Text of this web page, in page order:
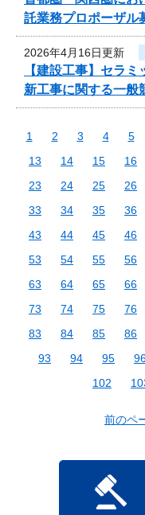
託業務プロポーザル
2026年4月16日更新
【建設工事】セラ
新工事に関する一般
1 2 3 4 5
13
14 15 16
23
24 25 26
33
34 35 36
43
44 45 46
53
54 55 56
63
64 65 66
73
74 75 76
83
84 85 86
93
94 95
102
前のペ